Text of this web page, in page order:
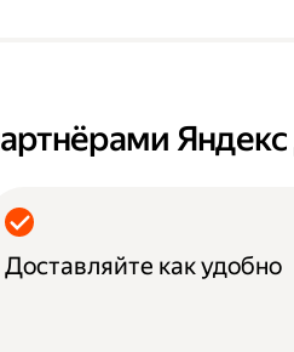
Доставляйте как удобно